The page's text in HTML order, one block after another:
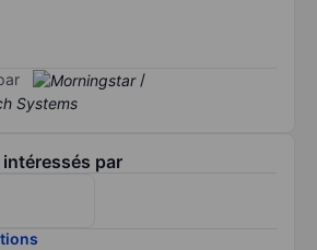
/
intéressés par